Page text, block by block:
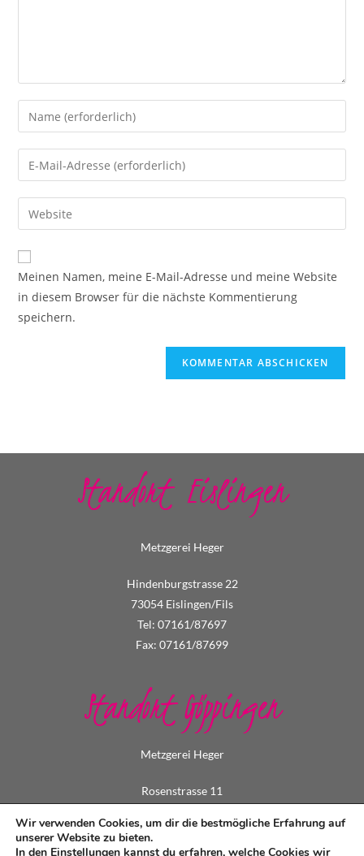
Meinen Namen, meine E-Mail-Adresse und meine Website
in diesem Browser für die nächste Kommentierung
speichern.
Standort Eislingen
Metzgerei Heger
Hindenburgstrasse 22
73054 Eislingen/Fils
Tel: 07161/87697
Fax: 07161/87699
Standort Göppingen
Metzgerei Heger
Rosenstrasse 11
Tel: 07161/73495
Fax: 07161/79549
Wir verwenden Cookies, um dir die bestmögliche Erfahrung auf
unserer Website zu bieten.
In den Einstellungen kannst du erfahren, welche Cookies wir